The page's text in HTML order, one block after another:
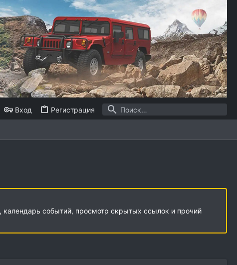
Вход Регистрация
календарь событий, просмотр скрытых ссылок и прочий